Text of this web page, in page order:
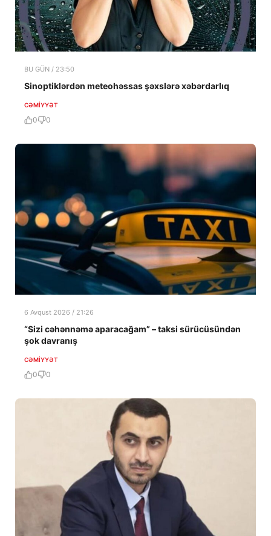
BU GÜN / 23:50
Sinoptiklərdən meteohəssas şəxslərə xəbərdarlıq
CƏMIYYƏT
0 0
6 Avqust 2026 / 21:26
“Sizi cəhənnəmə aparacağam” – taksi sürücüsündən
şok davranış
CƏMIYYƏT
0 0